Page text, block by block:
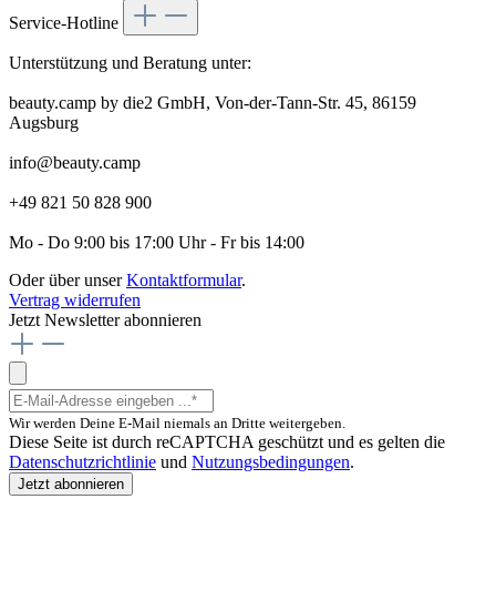
Service-Hotline
Unterstützung und Beratung unter:
beauty.camp by die2 GmbH, Von-der-Tann-Str. 45, 86159
Augsburg
info@beauty.camp
+49 821 50 828 900
Mo - Do 9:00 bis 17:00 Uhr - Fr bis 14:00
Oder über unserKontaktformular.
Vertrag widerrufen
Jetzt Newsletter abonnieren
Wir werden Deine E-Mail niemals an Dritte weitergeben.
Diese Seite ist durch reCAPTCHA geschützt und es gelten die
Datenschutzrichtlinie und Nutzungsbedingungen.
Jetzt abonnieren